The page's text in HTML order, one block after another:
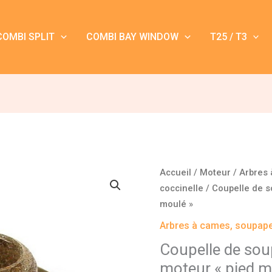
SPLIT COMBI BAY WINDOW T25 / T3
Accueil / Moteur /Arbres
coccinelle / Coupelle de
moulé »
Arbres à cames,
Coupelle de
quantité
de
Coupelle
de
Coccinelle
pour